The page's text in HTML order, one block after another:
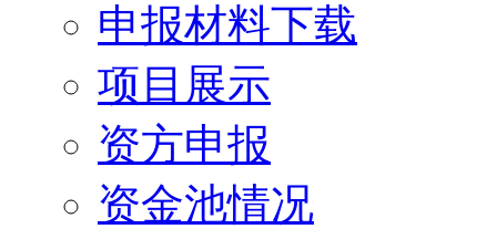
申报材料下载
项目展示
资方申报
资金池情况